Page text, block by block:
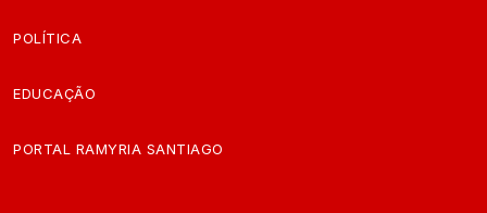
POLÍTICA
EDUCAÇÃO
PORTAL RAMYRIA SANTIAGO